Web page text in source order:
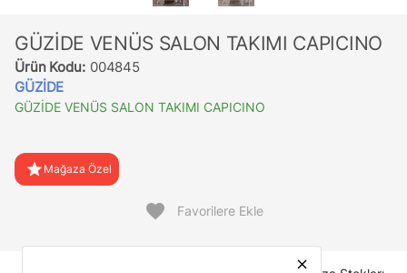
GÜZİDE VENÜS SALON TAKIMI CAPICINO
Ürün Kodu: 004845
GÜZİDE
GÜZİDE VENÜS SALON TAKIMI CAPICINO
star Mağaza Özel
favorite Favorilere Ekle
close